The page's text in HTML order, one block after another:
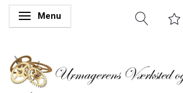
Skifte navigation
Menu